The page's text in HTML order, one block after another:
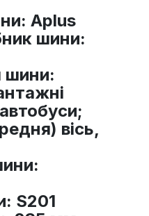
: Aplus
шини:
шини:
вісь,
:
: S201